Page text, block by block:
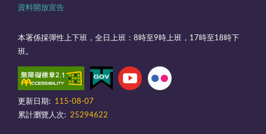
資料開放宣告
本署係採彈性上下班，全日上班：8時至9時上班，17時至18時下
班。
更新日期:
115-08-07
累計瀏覽人次:
25294622